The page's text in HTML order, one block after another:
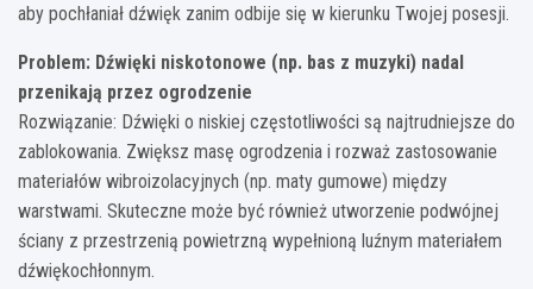
aby pochłaniał dźwięk zanim odbije się w kierunku Twojej posesji.
Problem: Dźwięki niskotonowe (np. bas z muzyki) nadal
przenikają przez ogrodzenie
Rozwiązanie: Dźwięki o niskiej częstotliwości są najtrudniejsze do
zablokowania. Zwiększ masę ogrodzenia i rozważ zastosowanie
materiałów wibroizolacyjnych (np. maty gumowe) między
warstwami. Skuteczne może być również utworzenie podwójnej
ściany z przestrzenią powietrzną wypełnioną luźnym materiałem
dźwiękochłonnym.